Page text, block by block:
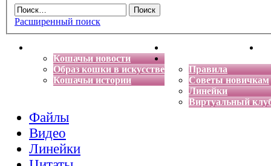
Расширенный поиск
Кошачьи новости
Образ кошки в искусстве
Кошачьи истории
Энциклопедия кошек
Правила
Советы новичкам
Линейки
Виртуальный
Файлы
Видео
Линейки